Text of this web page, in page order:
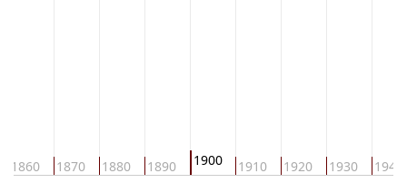
1860 1870 1880 1890 1900 1910 1920 1930 1940